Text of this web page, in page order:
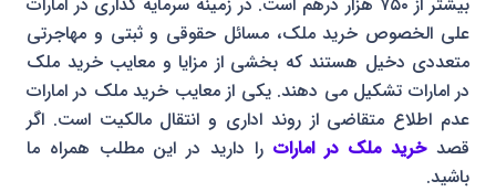
علی الخصوص خرید ملک، مسائل حقوقی و ثبتی و مهاجرتی
متعددی دخیل هستند که بخشی از مزایا و معایب خرید ملک
در امارات تشکیل می دهند. یکی از معایب خرید ملک در امارات
عدم اطلاع متقاضی از روند اداری و انتقال مالکیت است. اگر
قصدخرید ملک در امارات را دارید در این مطلب همراه ما
باشید.